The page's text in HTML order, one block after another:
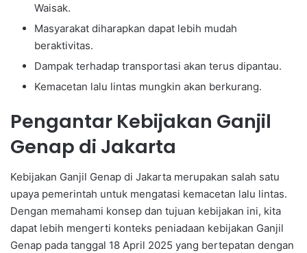
Waisak.
Masyarakat diharapkan dapat lebih mudah
beraktivitas.
Dampak terhadap transportasi akan terus dipantau.
Kemacetan lalu lintas mungkin akan berkurang.
Pengantar Kebijakan Ganjil
Genap di Jakarta
Kebijakan Ganjil Genap di Jakarta merupakan salah satu
upaya pemerintah untuk mengatasi kemacetan lalu lintas.
Dengan memahami konsep dan tujuan kebijakan ini, kita
dapat lebih mengerti konteks peniadaan kebijakan Ganjil
Genap pada tanggal 18 April 2025 yang bertepatan dengan